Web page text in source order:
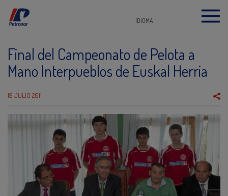
IDIOMA
Final del Campeonato de Pelota a
Mano Interpueblos de Euskal Herria
19 JULIO 2011